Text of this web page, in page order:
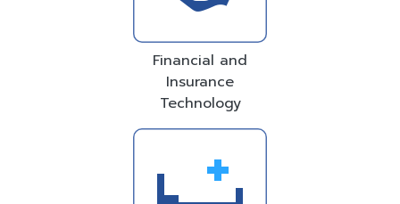
Financial and
Insurance
Technology